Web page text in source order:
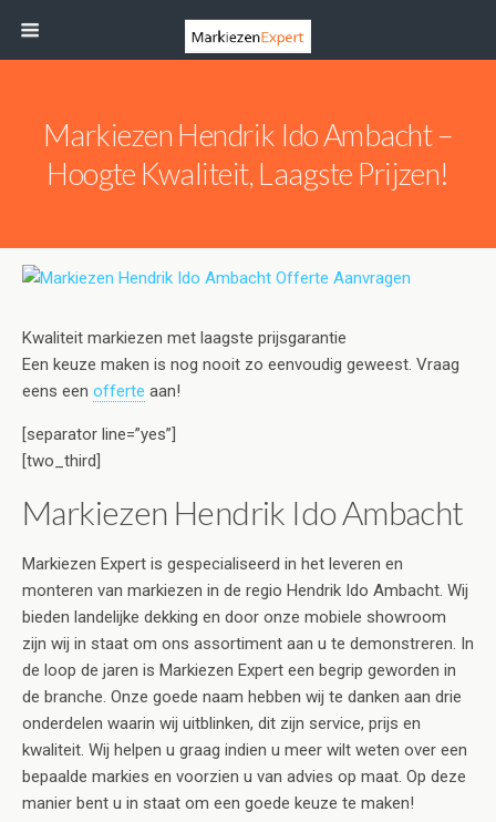
Markiezen Hendrik Ido Ambacht –
Hoogte Kwaliteit, Laagste Prijzen!
Kwaliteit markiezen met laagste prijsgarantie
Een keuze maken is nog nooit zo eenvoudig geweest. Vraag
eens een offerte aan!
[separator line=”yes”]
[two_third]
Markiezen Hendrik Ido Ambacht
Markiezen Expert is gespecialiseerd in het leveren en
monteren van markiezen in de regio Hendrik Ido Ambacht. Wij
bieden landelijke dekking en door onze mobiele showroom
zijn wij in staat om ons assortiment aan u te demonstreren. In
de loop de jaren is Markiezen Expert een begrip geworden in
de branche. Onze goede naam hebben wij te danken aan drie
onderdelen waarin wij uitblinken, dit zijn service, prijs en
kwaliteit. Wij helpen u graag indien u meer wilt weten over een
bepaalde markies en voorzien u van advies op maat. Op deze
manier bent u in staat om een goede keuze te maken!